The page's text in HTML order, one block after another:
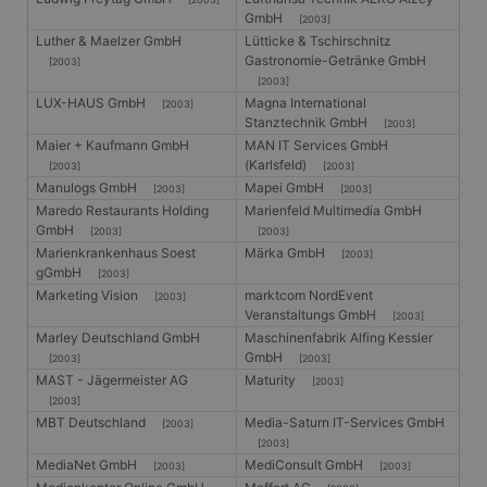
GmbH
[2003]
Luther & Maelzer GmbH
[2003]
Lütticke & Tschirschnitz
Gastronomie-Getränke GmbH
[2003]
LUX-HAUS GmbH [2003]
Magna International
Stanztechnik GmbH
[2003]
Maier + Kaufmann GmbH
[2003]
MAN IT Services GmbH
(Karlsfeld)
[2003]
Manulogs GmbH [2003] Mapei GmbH [2003]
Maredo Restaurants Holding
GmbH
[2003]
Marienfeld Multimedia GmbH
[2003]
Marienkrankenhaus Soest
gGmbH
[2003]
Märka GmbH [2003]
Marketing Vision [2003]
marktcom NordEvent
Veranstaltungs GmbH
[2003]
Marley Deutschland GmbH
[2003]
Maschinenfabrik Alfing Kessler
GmbH
[2003]
MAST - Jägermeister AG
[2003]
Maturity [2003]
MBT Deutschland [2003] Media-Saturn IT-Services GmbH
[2003]
MediaNet GmbH [2003] MediConsult GmbH [2003]
eine
CookieScriptConsent
CookieScript
1 Monat
Banner